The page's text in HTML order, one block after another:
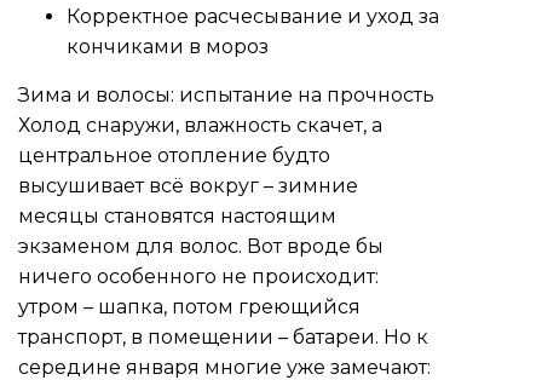
Корректное расчесывание и уход за
кончиками в мороз
Зима и волосы: испытание на прочность
Холод снаружи, влажность скачет, а
центральное отопление будто
высушивает всё вокруг – зимние
месяцы становятся настоящим
экзаменом для волос. Вот вроде бы
ничего особенного не происходит:
утром – шапка, потом греющийся
транспорт, в помещении – батареи. Но к
середине января многие уже замечают: